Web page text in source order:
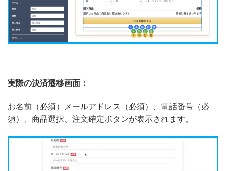
実際の決済遷移画面：
お名前（必須）メールアドレス（必須）、電話番号（必
須）、商品選択、注文確定ボタンが表示されます。